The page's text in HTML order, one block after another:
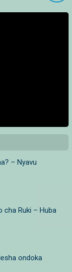
Ni piza au pizzzaaa? – Nyavu
cha Ruki – Huba
ondoka